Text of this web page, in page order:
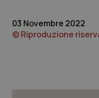
Marche
Piemonte
Donna & Salute
HIV
03 Novembre 2022
© Riproduzione